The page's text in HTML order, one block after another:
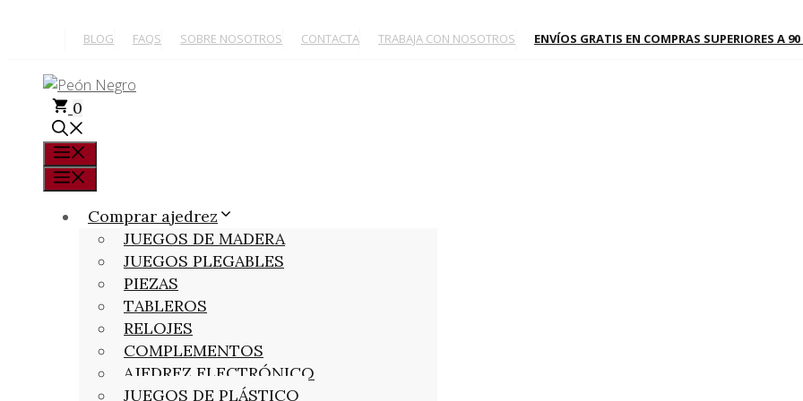
BLOG FAQS SOBRE NOSOTROS CONTACTA TRABAJA CON NOSOTROS ENVÍOS GRATIS EN COMPRAS SUPERIORES A
0
Comprar ajedrez
JUEGOS DE MADERA
JUEGOS PLEGABLES
PIEZAS
TABLEROS
RELOJES
COMPLEMENTOS
AJEDREZ ELECTRÓNICO
JUEGOS DE PLÁSTICO